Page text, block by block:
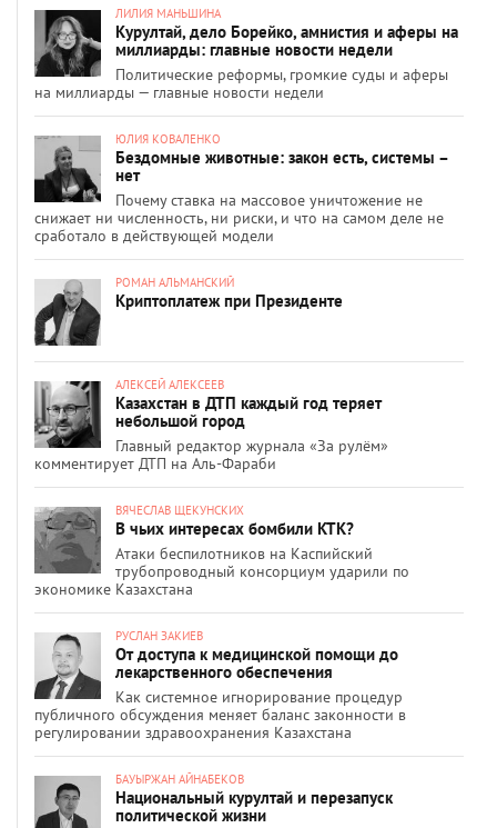
ЛИЛИЯ МАНЬШИНА
Курултай, дело Борейко, амнистия и аферы на
миллиарды: главные новости недели
Политические реформы, громкие суды и аферы
на миллиарды — главные новости недели
ЮЛИЯ КОВАЛЕНКО
Бездомные животные: закон есть, системы –
нет
Почему ставка на массовое уничтожение не
снижает ни численность, ни риски, и что на самом деле не
сработало в действующей модели
РОМАН АЛЬМАНСКИЙ
Криптоплатеж при Президенте
АЛЕКСЕЙ АЛЕКСЕЕВ
Казахстан в ДТП каждый год теряет
небольшой город
Главный редактор журнала «За рулём»
комментирует ДТП на Аль-Фараби
ВЯЧЕСЛАВ ЩЕКУНСКИХ
В чьих интересах бомбили КТК?
Атаки беспилотников на Каспийский
трубопроводный консорциум ударили по
экономике Казахстана
РУСЛАН ЗАКИЕВ
От доступа к медицинской помощи до
лекарственного обеспечения
Как системное игнорирование процедур
публичного обсуждения меняет баланс законности в
регулировании здравоохранения Казахстана
БАУЫРЖАН АЙНАБЕКОВ
Национальный курултай и перезапуск
политической жизни